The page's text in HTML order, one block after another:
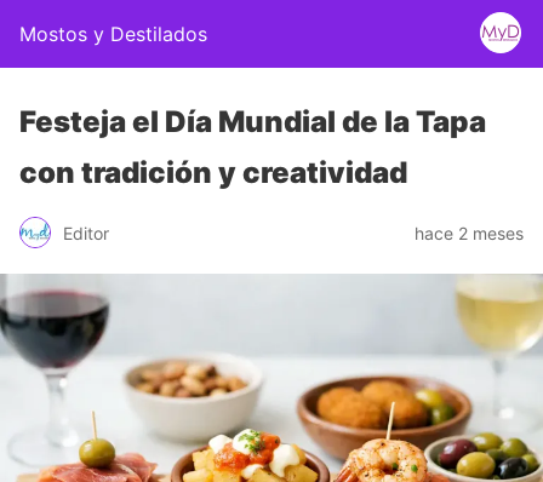
Mostos y Destilados
Festeja el Día Mundial de la Tapa
con tradición y creatividad
Editor hace 2 meses